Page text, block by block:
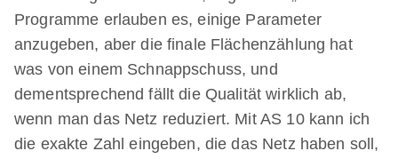
Programme erlauben es, einige Parameter
anzugeben, aber die finale Flächenzählung hat
was von einem Schnappschuss, und
dementsprechend fällt die Qualität wirklich ab,
wenn man das Netz reduziert. Mit AS 10 kann ich
die exakte Zahl eingeben, die das Netz haben soll,